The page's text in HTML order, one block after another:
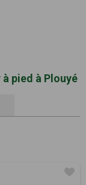
pied à Plouyé